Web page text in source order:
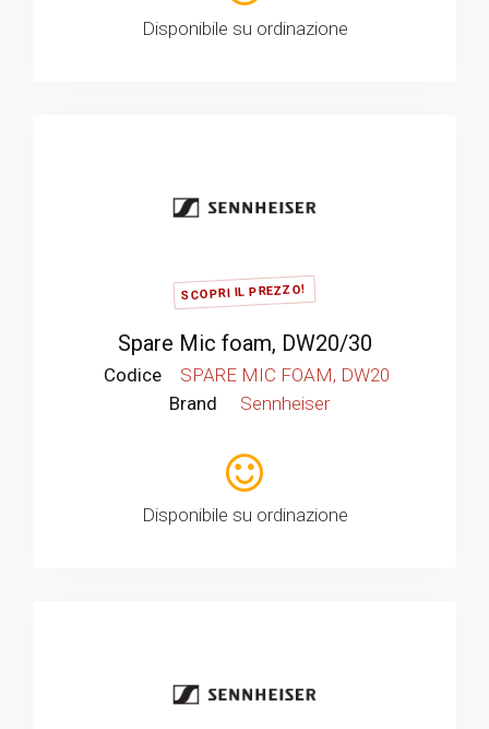
Disponibile su ordinazione
SCOPRI IL PREZZO!
Spare Mic foam, DW20/30
Codice
SPARE MIC FOAM, DW20
Brand
Sennheiser
Disponibile su ordinazione